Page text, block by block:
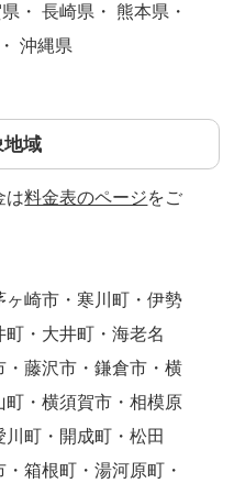
・ 長崎県・ 熊本県・
沖縄県
地域
は料金表のページをご
崎市・寒川町・伊勢
・大井町・海老名
藤沢市・鎌倉市・横
・横須賀市・相模原
町・開成町・松田
箱根町・湯河原町・